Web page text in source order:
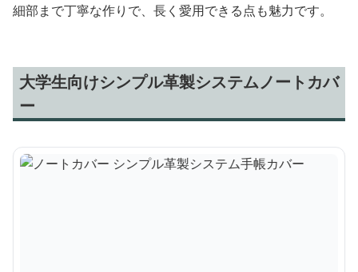
細部まで丁寧な作りで、長く愛用できる点も魅力です。
大学生向けシンプル革製システムノートカバ
ー